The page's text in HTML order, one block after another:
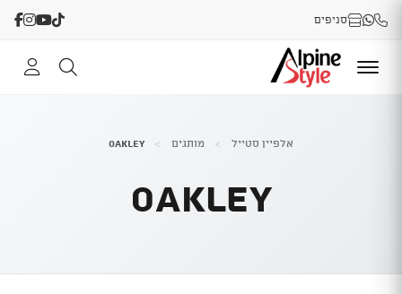
סניפים
אלפיין סטייל > מותגים >
Oakley
Oakley